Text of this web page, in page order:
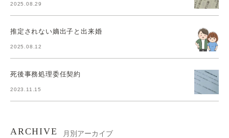
2025.08.29
推定されない嫡出子と出来婚
2025.08.12
死後事務処理委任契約
2023.11.15
ARCHIVE 月別アーカイブ